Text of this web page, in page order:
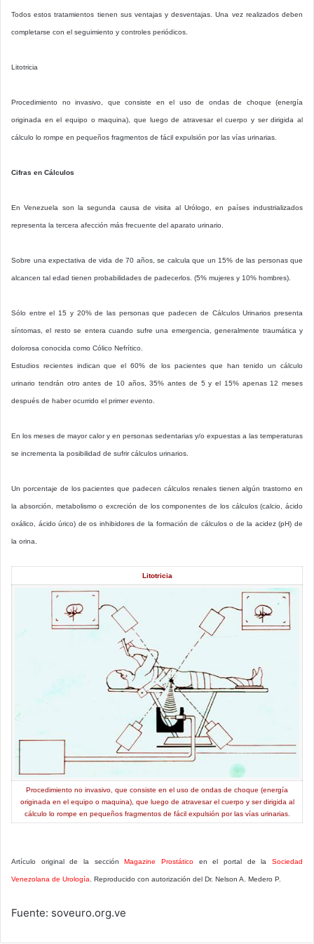
Todos estos tratamientos tienen sus ventajas y desventajas. Una vez realizados deben
completarse con el seguimiento y controles periódicos.
Litotricia
Procedimiento no invasivo, que consiste en el uso de ondas de choque (energía
originada en el equipo o maquina), que luego de atravesar el cuerpo y ser dirigida al
cálculo lo rompe en pequeños fragmentos de fácil expulsión por las vías urinarias.
Cifras en Cálculos
En Venezuela son la segunda causa de visita al Urólogo, en países industrializados
representa la tercera afección más frecuente del aparato urinario.
Sobre una expectativa de vida de 70 años, se calcula que un 15% de las personas que
alcancen tal edad tienen probabilidades de padecerlos. (5% mujeres y 10% hombres).
Sólo entre el 15 y 20% de las personas que padecen de Cálculos Urinarios presenta
síntomas, el resto se entera cuando sufre una emergencia, generalmente traumática y
dolorosa conocida como Cólico Nefrítico.
Estudios recientes indican que el 60% de los pacientes que han tenido un cálculo
urinario tendrán otro antes de 10 años, 35% antes de 5 y el 15% apenas 12 meses
después de haber ocurrido el primer evento.
En los meses de mayor calor y en personas sedentarias y/o expuestas a las temperaturas
se incrementa la posibilidad de sufrir cálculos urinarios.
Un porcentaje de los pacientes que padecen cálculos renales tienen algún trastorno en
la absorción, metabolismo o excreción de los componentes de los cálculos (calcio, ácido
oxálico, ácido úrico) de os inhibidores de la formación de cálculos o de la acidez (pH) de
la orina.
Litotricia
Procedimiento no invasivo, que consiste en el uso de ondas de choque (energía
originada en el equipo o maquina), que luego de atravesar el cuerpo y ser dirigida al
cálculo lo rompe en pequeños fragmentos de fácil expulsión por las vías urinarias.
Artículo original de la secciónMagazine Prostático en el portal de laSociedad
Venezolana de Urología . Reproducido con autorización del Dr. Nelson A. Medero P.
Fuente: soveuro.org.ve